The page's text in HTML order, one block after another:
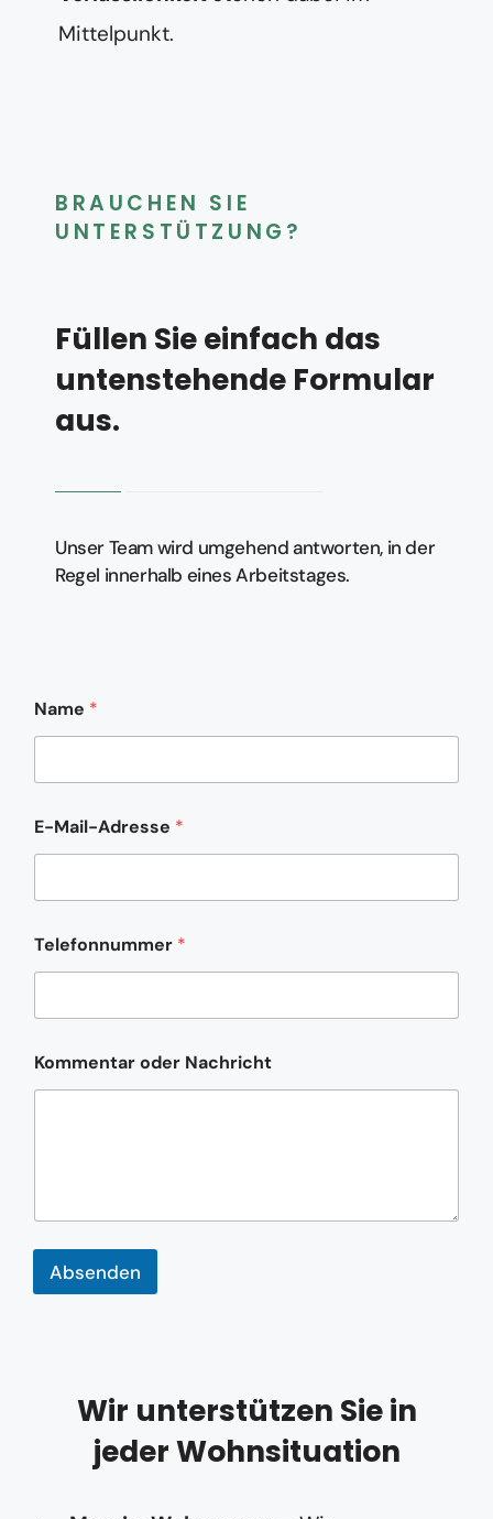
Mittelpunkt.
BRAUCHEN SIE
UNTERSTÜTZUNG?
Füllen Sie einfach das
untenstehende Formular
aus.
Unser Team wird umgehend antworten, in der
Regel innerhalb eines Arbeitstages.
Name *
E-Mail-Adresse *
a
m
T
l
e
f
m
Telefonnummer *
Kommentar oder Nachricht
Absenden
Wir unterstützen Sie in
jeder Wohnsituation